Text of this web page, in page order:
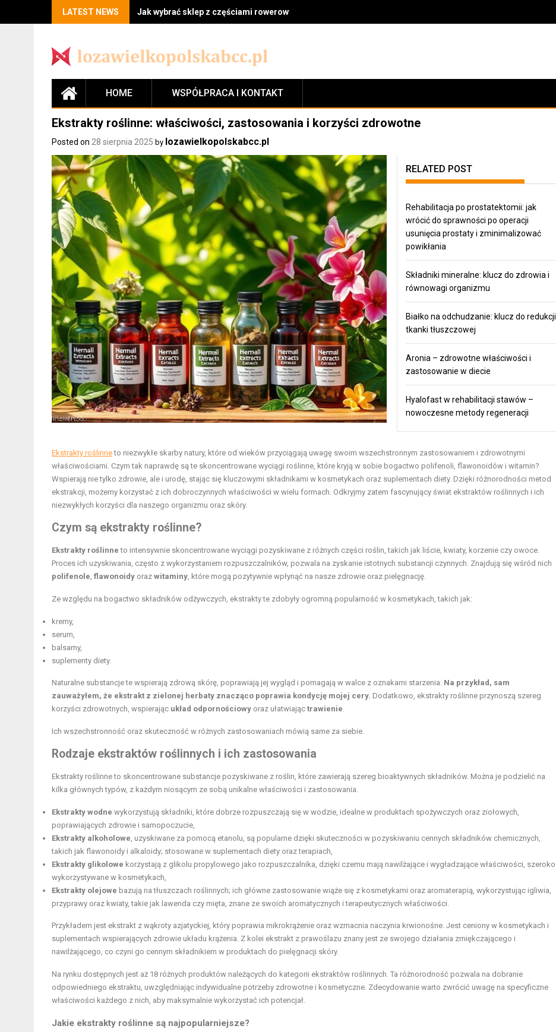
LATEST NEWS Jak wybrać sklep z częściami rowerowymi: jakość, fachowe doradztwo, ceny i zasady zwrotów
HOME WSPÓŁPRACA I KONTAKT
Ekstrakty roślinne: właściwości, zastosowania i korzyści zdrowotne
Posted on 28 sierpnia 2025 by lozawielkopolskabcc.pl
RELATED POST
Rehabilitacja po prostatektomii: jak
wrócić do sprawności po operacji
usunięcia prostaty i zminimalizować
powikłania
Składniki mineralne: klucz do zdrowia i
równowagi organizmu
Białko na odchudzanie: klucz do redukcji
tkanki tłuszczowej
Aronia – zdrowotne właściwości i
zastosowanie w diecie
Hyalofast w rehabilitacji stawów –
nowoczesne metody regeneracji
Ekstrakty roślinneto niezwykłe skarby natury, które od wieków przyciągają uwagę swoim wszechstronnym zastosowaniem i zdrowotnymi
właściwościami. Czym tak naprawdę są te skoncentrowane wyciągi roślinne, które kryją w sobie bogactwo polifenoli, flawonoidów i witamin?
Wspierają nie tylko zdrowie, ale i urodę, stając się kluczowymi składnikami w kosmetykach oraz suplementach diety. Dzięki różnorodności metod
ekstrakcji, możemy korzystać z ich dobroczynnych właściwości w wielu formach. Odkryjmy zatem fascynujący świat ekstraktów roślinnych i ich
niezwykłych korzyści dla naszego organizmu oraz skóry.
Czym są ekstrakty roślinne?
Ekstrakty roślinne to intensywnie skoncentrowane wyciągi pozyskiwane z różnych części roślin, takich jak liście, kwiaty, korzenie czy owoce.
Proces ich uzyskiwania, często z wykorzystaniem rozpuszczalników, pozwala na zyskanie istotnych substancji czynnych. Znajdują się wśród nich
polifenole, flawonoidy oraz witaminy, które mogą pozytywnie wpłynąć na nasze zdrowie oraz pielęgnację.
Ze względu na bogactwo składników odżywczych, ekstrakty te zdobyły ogromną popularność w kosmetykach, takich jak:
kremy,
serum,
balsamy,
suplementy diety.
Naturalne substancje te wspierają zdrową skórę, poprawiają jej wygląd i pomagają w walce z oznakami starzenia. Na przykład, sam
zauważyłem, że ekstrakt z zielonej herbaty znacząco poprawia kondycję mojej cery. Dodatkowo, ekstrakty roślinne przynoszą szereg
korzyści zdrowotnych, wspierając układ odpornościowy oraz ułatwiając trawienie.
Ich wszechstronność oraz skuteczność w różnych zastosowaniach mówią same za siebie.
Rodzaje ekstraktów roślinnych i ich zastosowania
Ekstrakty roślinne to skoncentrowane substancje pozyskiwane z roślin, które zawierają szereg bioaktywnych składników. Można je podzielić na
kilka głównych typów, z każdym niosącym ze sobą unikalne właściwości i zastosowania.
Ekstrakty wodne wykorzystują składniki, które dobrze rozpuszczają się w wodzie, idealne w produktach spożywczych oraz ziołowych,
poprawiających zdrowie i samopoczucie,
Ekstrakty alkoholowe, uzyskiwane za pomocą etanolu, są popularne dzięki skuteczności w pozyskiwaniu cennych składników chemicznych,
takich jak flawonoidy i alkaloidy; stosowane w suplementach diety oraz terapiach,
Ekstrakty glikolowe korzystają z glikolu propylowego jako rozpuszczalnika, dzięki czemu mają nawilżające i wygładzające właściwości, szeroko
wykorzystywane w kosmetykach,
Ekstrakty olejowe bazują na tłuszczach roślinnych; ich główne zastosowanie wiąże się z kosmetykami oraz aromaterapią, wykorzystując igliwia,
przyprawy oraz kwiaty, takie jak lawenda czy mięta, znane ze swoich aromatycznych i terapeutycznych właściwości.
Przykładem jest ekstrakt z wąkroty azjatyckiej, który poprawia mikrokrążenie oraz wzmacnia naczynia krwionośne. Jest ceniony w kosmetykach i
suplementach wspierających zdrowie układu krążenia. Z kolei ekstrakt z prawoślazu znany jest ze swojego działania zmiękczającego i
nawilżającego, co czyni go cennym składnikiem w produktach do pielęgnacji skóry.
Na rynku dostępnych jest aż 18 różnych produktów należących do kategorii ekstraktów roślinnych. Ta różnorodność pozwala na dobranie
odpowiedniego ekstraktu, uwzględniając indywidualne potrzeby zdrowotne i kosmetyczne. Zdecydowanie warto zwrócić uwagę na specyficzne
właściwości każdego z nich, aby maksymalnie wykorzystać ich potencjał.
Jakie ekstrakty roślinne są najpopularniejsze?